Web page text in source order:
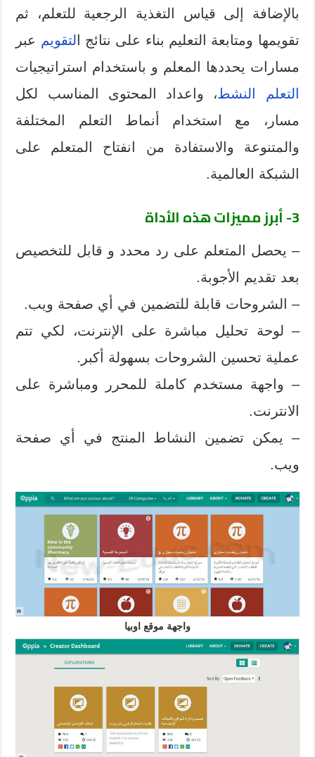
بالإضافة إلى قياس التغذية الرجعية للتعلم، ثم
تقويمها ومتابعة التعليم بناء على نتائج ا لتقويم عبر
مسارات يحددها المعلم و باستخدام استراتيجيات
التعلم النشط، واعداد المحتوى المناسب لكل
مسار، مع استخدام أنماط التعلم المختلفة
والمتنوعة والاستفادة من انفتاح المتعلم على
الشبكة العالمية.
3- أبرز مميزات هذه الأداة
– يحصل المتعلم على رد محدد و قابل للتخصيص
بعد تقديم الأجوبة.
– الشروحات قابلة للتضمين في أي صفحة ويب.
– لوحة تحليل مباشرة على الإنترنت، لكي تتم
عملية تحسين الشروحات بسهولة أكبر.
– واجهة مستخدم كاملة للمحرر ومباشرة على
الانترنت.
– يمكن تضمين النشاط المنتج في أي صفحة
ويب.
واجهة موقع اوبيا